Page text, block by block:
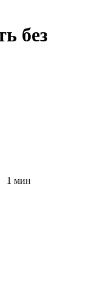
без
1 мин